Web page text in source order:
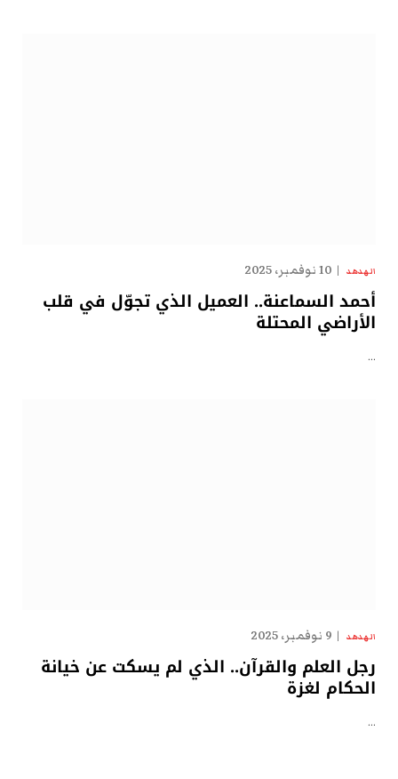
الهدهد 10 نوفمبر، 2025
أحمد السماعنة.. العميل الذي تجوّل في قلب
الأراضي المحتلة
…
الهدهد 9 نوفمبر، 2025
رجل العلم والقرآن.. الذي لم يسكت عن خيانة
الحكام لغزة
…